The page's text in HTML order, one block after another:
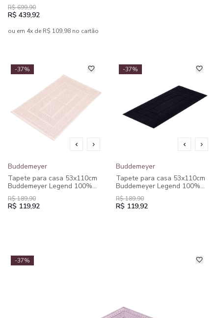
R$ 699,90
R$ 439,92
ou em 4x de R$ 109,98 no cartão
-37%
Buddemeyer
Tapete para casa 53x110cm
Buddemeyer Legend 100%
Algodão
R$ 189,90
R$ 119,92
-37%
Buddemeyer
Tapete para casa 53x110cm
Buddemeyer Legend 100%
Algodão
R$ 189,90
R$ 119,92
-37%